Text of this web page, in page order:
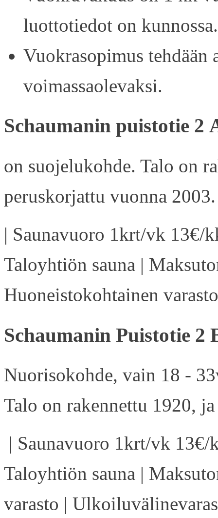
luottotiedot on kunnossa.
Vuokrasopimus tehdään
voimassaolevaksi.
Schaumanin puistotie 2
on suojelukohde. Talo on
peruskorjattu vuonna 2003.
| Saunavuoro 1krt/vk 13€/
Taloyhtiön sauna |
Huoneistokohtainen
Schaumanin Puistotie 2
Nuorisokohde, vain 18 -
Talo on rakennettu 1920,
| Saunavuoro 1krt/vk
Taloyhtiön sauna |
varasto |